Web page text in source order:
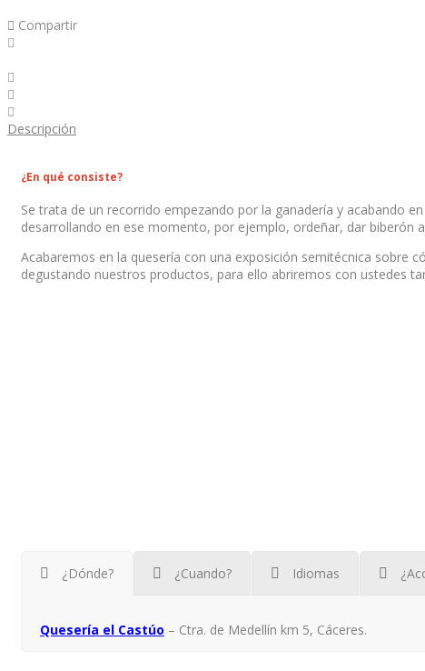
Compartir
Descripción
¿En qué consiste?
Se trata de un recorrido empezando por la ganadería y acabando
desarrollando en ese momento, por ejemplo, ordeñar, dar biberón
Acabaremos en la quesería con una exposición semitécnica sobre
degustando nuestros productos, para ello abriremos con ustedes
¿Dónde? ¿Cuando? Idiomas
Quesería el Castúo – Ctra. de Medellín km 5, Cáceres.